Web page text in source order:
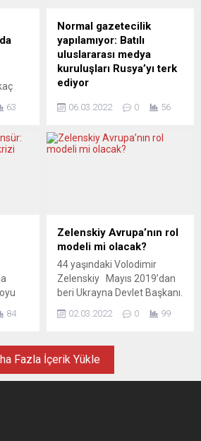
haberleştirmek için giderek
daha zor hale gelen koşullar,
yorumcuları görev tanımları
üzerine düşünmeye sevk
ediyor. LA STAMPA...
63
Normal gazetecilik
yapılamıyor: Batılı
uluslararası medya
kuruluşları Rusya’yı terk
ediyor
medya düzenlemesinin, bu
yapmalarını imkânsız hale
dışından çalışmaya devam
edeceğini duyurdu Rusya
Putin’in, Rusya-Ukrayna
savaşına ilişkin “sahte bilgi
yayanlara” 15 yıla kadar
hapis cezası öngören...
06.03.2022 0 56
84
Zelenskiy Avrupa’nın rol
modeli mi olacak?
44 yaşındaki Volodimir
Zelenskiy Mayıs 2019’dan
beri Ukrayna Devlet Başkanı.
Hukuk eğitimi alan Zelenskiy
daha önce komedyen ve
çalışmıştı. Putin’in
acımasızlığının adını cesurca
ve açıkça koyarak bunun
02.03.2022 0 99
Fazla İçerik Yükle